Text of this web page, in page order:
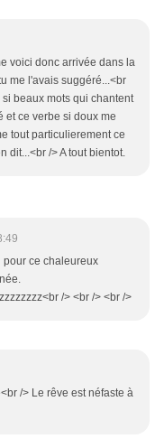
voici donc arrivée dans la
me l'avais suggéré...<br
beaux mots qui chantent
et ce verbe si doux me
tout particulierement ce
dit...<br /> A tout bientot.
pour ce chaleureux
/> <br /> <br />
/> Le rêve est néfaste à